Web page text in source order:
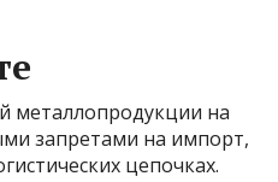
металлопродукции на
запретами на импорт,
цепочках.